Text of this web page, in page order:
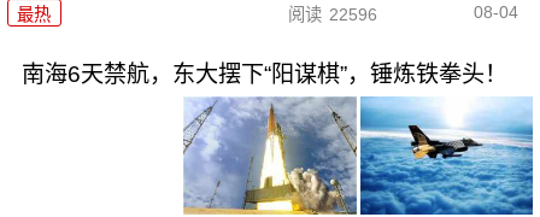
最热 阅读 22596 08-04
南海6天禁航，东大摆下“阳谋棋”，锤炼铁拳头！